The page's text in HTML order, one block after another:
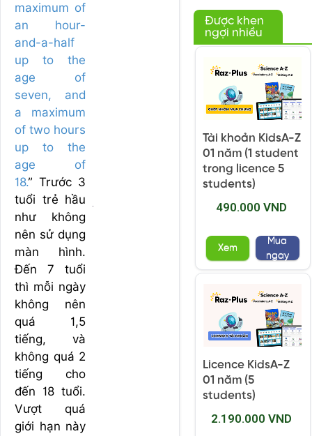
maximum of
an hour-
and-a-half
up to the
age of
seven, and
a maximum
of two hours
up to the
age of
18.” Trước 3
tuổi trẻ hầu
như không
nên sử dụng
màn hình.
Đến 7 tuổi
thì mỗi ngày
không nên
quá 1,5
tiếng, và
không quá 2
tiếng cho
đến 18 tuổi.
Vượt quá
giới hạn này
Được khen
ngợi nhiều
Tài khoản KidsA-Z
01 năm (1 student
trong licence 5
students)
490.000 VND
Xem
Mua
ngay
Licence KidsA-Z
01 năm (5
students)
2.190.000 VND